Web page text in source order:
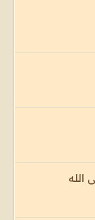
الله